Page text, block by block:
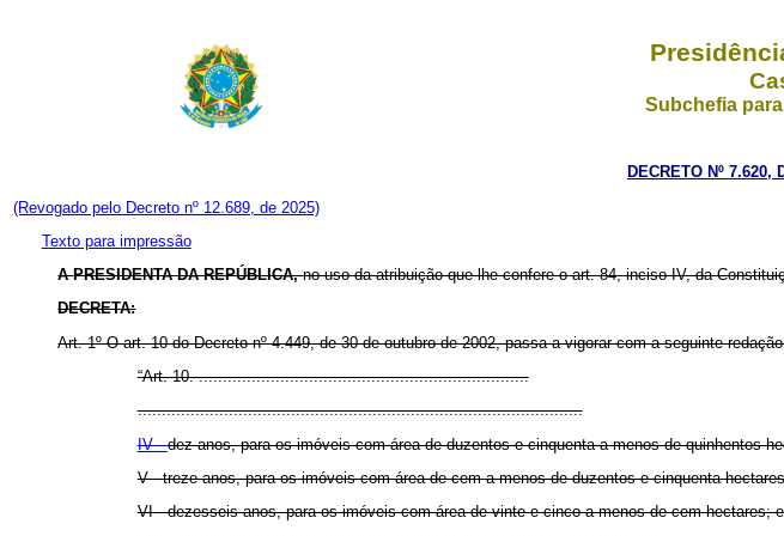
Subchefia
DECRETO Nº 7.620,
(Revogado pelo Decreto nº 12.689, de 2025)
Texto para impressão
APRESIDENTA DA REPÚBLICA,no uso da atribuição que lhe confere o art. 84, inciso IV, da
DECRETA:
Art. 1º O art. 10 do Decreto nº 4.449, de 30 de outubro de 2002, passa a vigorar com a seguinte
“Art. 10. .....................................................................
.............................................................................................
IV -dez anos, para os imóveis com área de duzentos e cinquenta a menos de quinhentos
V - treze anos, para os imóveis com área de cem a menos de duzentos e cinquenta
VI - dezesseis anos, para os imóveis com área de vinte e cinco a menos de cem hectares; e